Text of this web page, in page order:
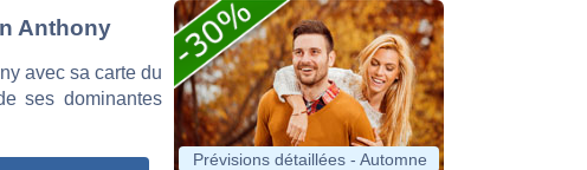
Anthony
avec sa carte du
ses dominantes
Prévisions détaillées - Automne